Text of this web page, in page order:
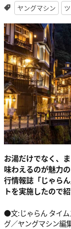
ヤングマシン
お湯だけでなく、
味わえるのが魅力
行情報誌「じゃら
トを実施したので紹
●文:じゃらん タイム
グ／ヤングマシン編